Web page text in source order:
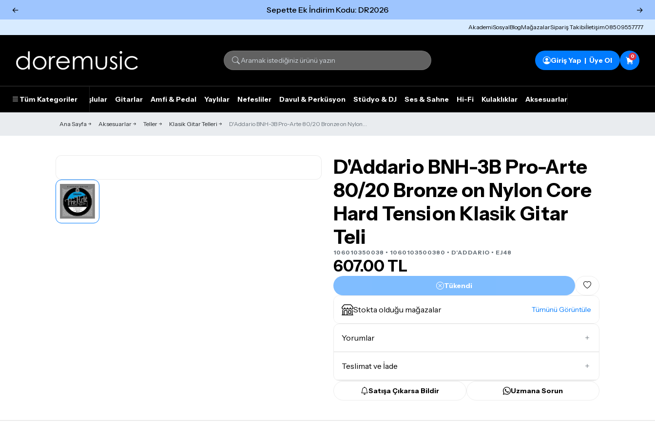
← Sepette Ek İndirim Kodu: DR2026 →
AkademiSosyalBlogMağazalarSipariş Takibiİletişim08509557777
Giriş Yap | Üye Ol 0
Tüm Kategoriler
Piyanolar Tuşlular Gitarlar Amfi & Pedal Yaylılar Nefesliler Davul & Perküsyon Stüdyo & DJ Ses & Sahne Hi-Fi Kulaklıklar Aksesuarlar
Ana Sayfa Aksesuarlar Teller Klasik Gitar Telleri D'Addario BNH-3B Pro-Arte 80/20 Bronze on Nylon...
D'Addario BNH-3B Pro-Arte
80/20 Bronze on Nylon Core
Hard Tension Klasik Gitar
Teli
106010350038 • 1060103500380 • D'ADDARIO • EJ48
607.00 TL
Tükendi
Stokta olduğu mağazalar Tümünü Görüntüle
Yorumlar
Teslimat ve İade
Teslimat Koşulları
Satışa Çıkarsa Bildir Uzmana Sorun
Tümünü Gör Tümünü gör